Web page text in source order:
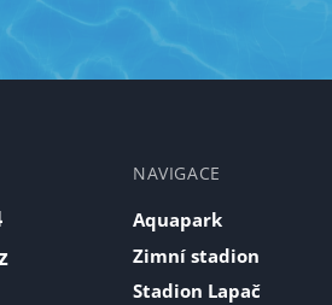
NAVIGACE
Aquapark
Zimní stadion
Stadion Lapač